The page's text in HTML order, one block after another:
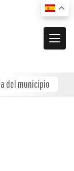
del municipio